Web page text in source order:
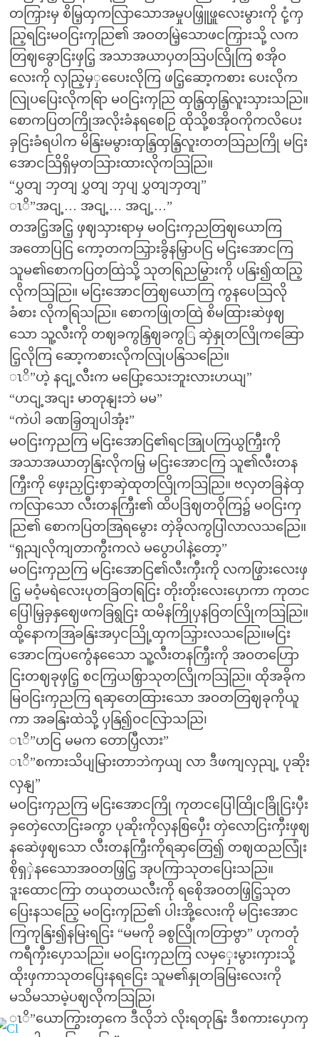
တကြှားမှ စိမြ့ထှကလြာသောအမှုပဖြှူဖှူလေးမွားကို ငုံ့ကှ
ညြ့ရငြးမဝငြးကှညြ၏ အဝတမြဲ့သောဖငကြှားသို့ လက
တြဈခွောငြးဖှငြ့ အသာအယာပှတသြပလြိုကြ စအိုဝ
လေးကို လှညြ့မှှပေေးလိုကြ ဖငြ့ဆော့ကစား ပေးလိုက
လြုပပြေးလိုကရြာ မဝငြးကှညြ ထှနြ့ထှနြ့လူးသှားသညြ။
စောကပြတကြိုအလိုးခံနရစေဉြ ထိုသို့စအိုဝကိုကလိပေး
ခှငြးခံရပါက မိနြးမမွားထှနြ့ထှနြ့လူးတတသြညကြို မငြး
အောငသြိရှိမှတသြားထားလိုကသြညြ။
“ပွှတျ ဘှတျ ပွှတျ ဘှပျ ပွှတျဘှတျ”
ၤိ”အငျ့… အငျ့… အငျ့…”
တအငြ့အငြ့ ဖှဈသှားရာမှ မဝငြးကှညတြဈယောကြ
အတောပြငြ ကော့တကသြှားခွိနမြှာပငြ မငြးအောငကြ
သူမ၏စောကပြတထြဲသို့ သုတရြညမြွားကို ပနြး၍ထညြ့
လိုကသြညြ။ မငြးအောငတြဈယောကြ ကွနပေသြလို
ခံစား လိုကရြသညြ။ စောကဖြုတထြဲ စိမထြားဆဲဖှဈ
သော သူ့လီးကို တဈခကွနြှဈခကွြ ဆှဲနှုတလြိုကဆြော
ငြ့လိုကြ ဆော့ကစားလိုကလြုပနြသညြေ။
ၤိ”ဟဲ့ နငျ့လီးက မပြော့သေးဘူးလားဟယျ”
“ဟငျ့အငျး မာတုနျးဘဲ မမ”
“ကဲပါ ခဏခြှတျပါအုံး”
မဝငြးကှညကြ မငြးအောငြ၏ရငအြုပကြယွကြှီးကို
အသာအယာတှနြးလိုကမြှ မငြးအောငကြ သူ၏လီးတန
ကြှီးကို ဖှေးညှငြးစှာဆှဲထုတလြိုကသြညြ။ ဗလှတခြနဲထှ
ကလြာသော လီးတနကြှီး၏ ထိပဒြဈတဝိုကြ၌ မဝငြးကှ
ညြ၏ စောကပြတအြရမွေား တှဲခိုလကွပြါလာလသညြေ။
“ရှညျလိုကျတာကွီးကလဲ မပွောပါနဲ့တော့”
မဝငြးကှညကြ မငြးအောငြ၏လီးကှီးကို လကဖြွားလေးဖှ
ငြ့ မဝံ့မရဲလေးပုတခြတရြငြး တိုးတိုးလေးပှောကာ ကုတင
ပြေါမြှခှနှဈေဖကခြရွငြး ထမိနကြိုပှနဝြတလြိုကသြညြ။
ထို့နောကအြခနြးအပှငသြို့ထှကသြှားလသညြေ။မငြး
အောငကြပကွေံနသေော သူ့လီးတနကြှီးကို အဝတဟြော
ငြးတဈခုဖှငြ့ စငကြှယစြှာသုတလြိုကသြညြ။ ထိုအခိုက
မြဝငြးကှညကြ ရဆှတေထြားသော အဝတတြဈခုကိုယူ
ကာ အခနြးထဲသို့ ပှနြ၍ဝငလြာသညြ၊
ၤိ”ဟငြ မမက တောပြှီလား”
ၤိ”စကားသိပျမြားတာဘဲကှယျ လာ ဒီဖကျလှညျ့ ပုဆိုး
လှနျ”
မဝငြးကှညကြ မငြးအောငကြို ကုတငပြေါထြိုငခြိုငြးပှီး
ခှတှေဲလောငြးခကွာ ပုဆိုးကိုလှနစြပှေီး တှဲလောငြးကှီးဖှဈ
နဆေဲဖှဈသော လီးတနကြှီးကိုရဆှတြေ၍ တဈထညလြုံး
စိုရှှဲနသေောအဝတဖြှငြ့ အုပကြာသုတပြေးသညြ။
ဒူးထောငကြာ တယုတယလီးကို ရစေိုအဝတဖြှငြ့သုတ
ပြေးနသညြေ့ မဝငြးကှညြ၏ ပါးအို့လေးကို မငြးအောင
ကြကုနြး၍နမြးရငြး “မမကို ခစွလြိုကတြာဗွာ” ဟုကတုံ
ကရီကှီးပှောသညြ။ မဝငြးကှညကြ လမှှေးမွားကှားသို့
ထိုးဖှကာသုတပြေးနရငြေး သူမ၏နှုတခြမြးလေးကို
မသိမသာမဲ့ပဈလိုကသြညြ၊
ၤိ”ယောကြွားတှကေ ဒီလိုဘဲ လိုးရတုနြး ဒီစကားပှောကှ